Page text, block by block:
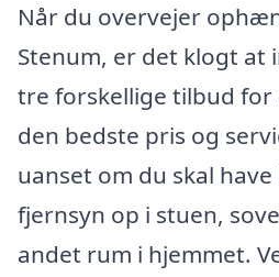
Når du overvejer
Stenum, er det klogt at
tre forskellige tilbud for
den bedste pris og
uanset om du skal
fjernsyn op i stuen,
andet rum i hjemmet.